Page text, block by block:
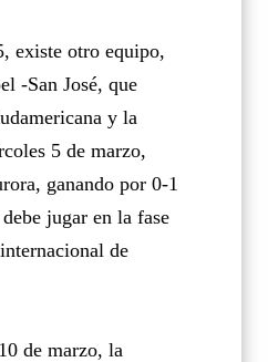
existe otro equipo,
-San José, que
y la
5 de marzo,
ganando por 0-1
jugar en la fase
de
de marzo, la